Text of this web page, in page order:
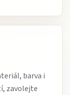
barva i
zavolejte